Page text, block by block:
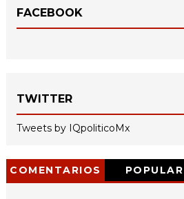
FACEBOOK
TWITTER
Tweets by IQpoliticoMx
COMENTARIOS POPULAR